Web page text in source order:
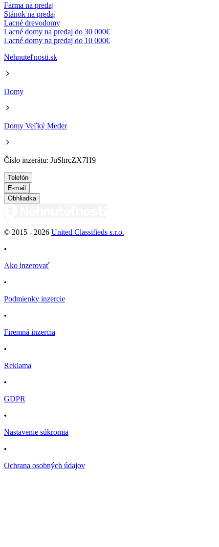
Farma na predaj
Stánok na predaj
Lacné drevodomy
Lacné domy na predaj do 30 000€
Lacné domy na predaj do 10 000€
Nehnuteľnosti.sk
Domy
Domy Veľký Meder
Číslo inzerátu: JuShrcZX7H9
Telefón
E-mail
Obhliadka
© 2015 - 2026 United Classifieds s.r.o.
•
Ako inzerovať
•
Podmienky inzercie
•
Firemná inzercia
•
Reklama
•
GDPR
•
Nastavenie súkromia
•
Ochrana osobných údajov